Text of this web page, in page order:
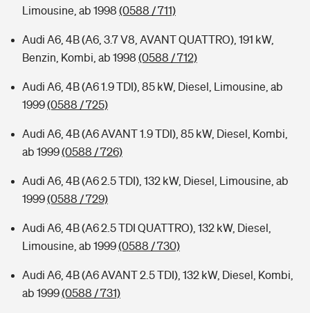
Limousine, ab 1998 (0588 / 711)
Audi A6, 4B (A6, 3.7 V8, AVANT QUATTRO), 191 kW,
Benzin, Kombi, ab 1998 (0588 / 712)
Audi A6, 4B (A6 1.9 TDI), 85 kW, Diesel, Limousine, ab
1999(0588 / 725)
Audi A6, 4B (A6 AVANT 1.9 TDI), 85 kW, Diesel, Kombi,
ab 1999(0588 / 726)
Audi A6, 4B (A6 2.5 TDI), 132 kW, Diesel, Limousine, ab
1999(0588 / 729)
Audi A6, 4B (A6 2.5 TDI QUATTRO), 132 kW, Diesel,
Limousine, ab 1999(0588 / 730)
Audi A6, 4B (A6 AVANT 2.5 TDI), 132 kW, Diesel, Kombi,
ab 1999(0588 / 731)